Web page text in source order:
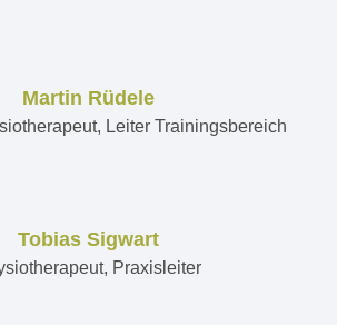
Martin Rüdele
Leiter Trainingsbereich
Tobias Sigwart
Praxisleiter